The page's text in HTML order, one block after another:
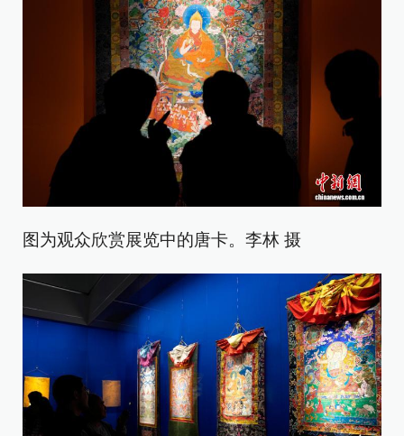
图为观众欣赏展览中的唐卡。李林 摄